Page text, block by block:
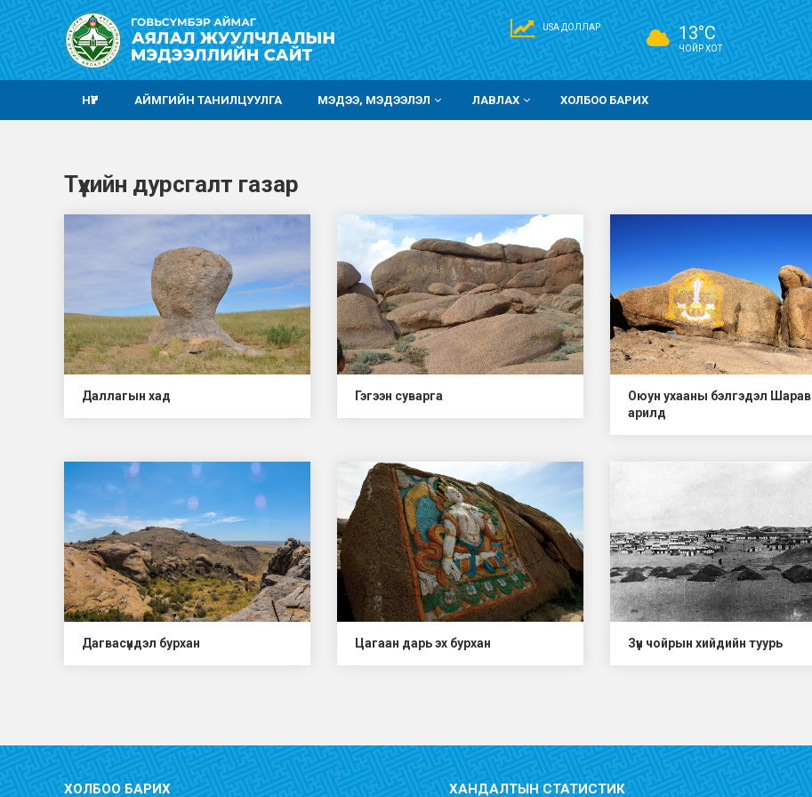
USA ДОЛЛАР 13°C
ЧОЙР ХОТ
НҮҮР АЙМГИЙН ТАНИЛЦУУЛГА МЭДЭЭ, МЭДЭЭЛЭЛ ЛАВЛАХ ХОЛБОО БАРИХ
Түүхийн дурсгалт газар
Даллагын хад Гэгээн суварга
Оюун ухааны бэлгэдэл Шарав
арилд
Дагвасүндэл бурхан Цагаан дарь эх бурхан Зүүн чойрын хийдийн туурь
ХОЛБОО БАРИХ ХАНДАЛТЫН СТАТИСТИК